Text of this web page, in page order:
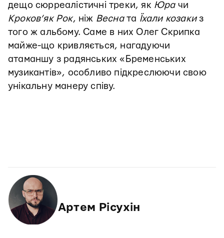
дещо сюрреалістичні треки, як Юрачи
Кроков’як Рок, ніж Весната Їхали козакиз
того ж альбому. Саме в них Олег Скрипка
майже-що кривляється, нагадуючи
атаманшу з радянських «Бременських
музикантів», особливо підкреслюючи свою
унікальну манеру співу.
Артем Рісухін